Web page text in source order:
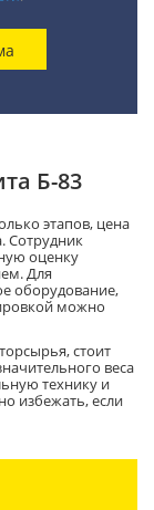
Б-83
этапов, цена
Сотрудник
оценку
Для
оборудование,
можно
стоит
веса
технику и
избежать, если